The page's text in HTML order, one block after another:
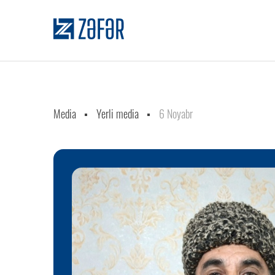
Media Yerli media 6 Noyabr